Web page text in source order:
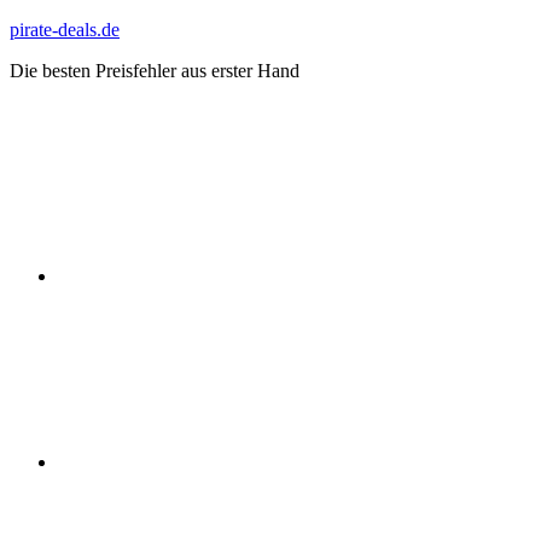
Zum
springen
pirate-deals.de
Die besten Preisfehler aus erster Hand